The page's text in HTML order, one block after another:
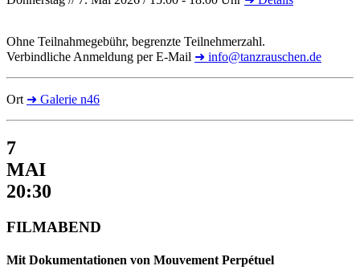
Ohne Teilnahmegebühr, begrenzte Teilnehmerzahl.
Verbindliche Anmeldung per E-Mail ➜ info@tanzrauschen.de
Ort ➜ Galerie n46
7
MAI
20:30
FILMABEND
Mit Dokumentationen von Mouvement Perpétuel